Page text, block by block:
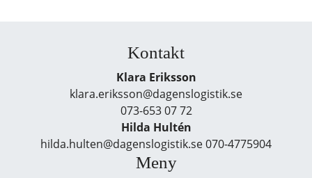
Kontakt
Klara Eriksson
klara.eriksson@dagenslogistik.se
073-653 07 72
Hilda Hultén
hilda.hulten@dagenslogistik.se 070-4775904
Meny